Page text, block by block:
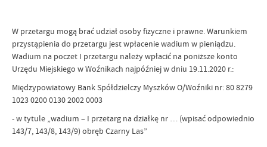
W przetargu mogą brać udział osoby fizyczne i prawne. Warunkiem
przystąpienia do przetargu jest wpłacenie wadium w pieniądzu.
Wadium na poczet I przetargu należy wpłacić na poniższe konto
Urzędu Miejskiego w Woźnikach najpóźniej w dniu 19.11.2020 r.:
Międzypowiatowy Bank Spółdzielczy Myszków O/Woźniki nr: 80 8279
1023 0200 0130 2002 0003
- w tytule „wadium – I przetarg na działkę nr … (wpisać odpowiednio
143/7, 143/8, 143/9) obręb Czarny Las”